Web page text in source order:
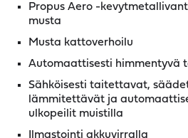
Propus Aero -
musta
Musta kattoverhoilu
Automaattisesti himmentyvä
Sähköisesti taitettavat,
lämmitettävät ja
ulkopeilit muistilla
Ilmastointi akkuvirralla